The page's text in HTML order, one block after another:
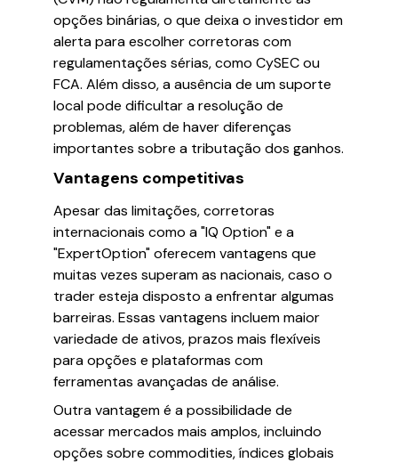
opções binárias, o que deixa o investidor em
alerta para escolher corretoras com
regulamentações sérias, como CySEC ou
FCA. Além disso, a ausência de um suporte
local pode dificultar a resolução de
problemas, além de haver diferenças
importantes sobre a tributação dos ganhos.
Vantagens competitivas
Apesar das limitações, corretoras
internacionais como a "IQ Option" e a
"ExpertOption" oferecem vantagens que
muitas vezes superam as nacionais, caso o
trader esteja disposto a enfrentar algumas
barreiras. Essas vantagens incluem maior
variedade de ativos, prazos mais flexíveis
para opções e plataformas com
ferramentas avançadas de análise.
Outra vantagem é a possibilidade de
acessar mercados mais amplos, incluindo
opções sobre commodities, índices globais